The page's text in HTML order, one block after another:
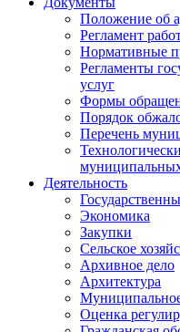
Положение об
Регламент
Нормативные
Регламенты
услуг
Формы
Порядок
Перечень
Деятельность
Экономика
Закупки
Сельское
Архивное дело
Архитектура
Оценка